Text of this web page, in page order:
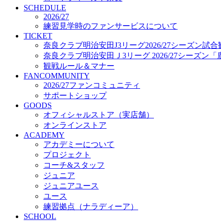
プロジェクト
コーチ&スタッフ
ジュニア
ジュニアユース
ユース
練習拠点（ナラディーア）
SCHOOL
CLUB
2026/27 パートナー企業
パートナー募集
クラブ理念
クラブ情報
サステナビリティ
Web制作支援
応援プロジェクト
SCHEDULE
2026/27
練習見学時のファンサービスについて
TICKET
奈良クラブ明治安田J3リーグ2026/27シーズン試合
奈良クラブ明治安田Ｊ3リーグ 2026/27シーズン「
観戦ルール＆マナー
FANCOMMUNITY
2026/27ファンコミュニティ
サポートショップ
GOODS
オフィシャルストア（実店舗）
オンラインストア
ACADEMY
アカデミーについて
プロジェクト
コーチ&スタッフ
ジュニア
ジュニアユース
ユース
練習拠点（ナラディーア）
SCHOOL